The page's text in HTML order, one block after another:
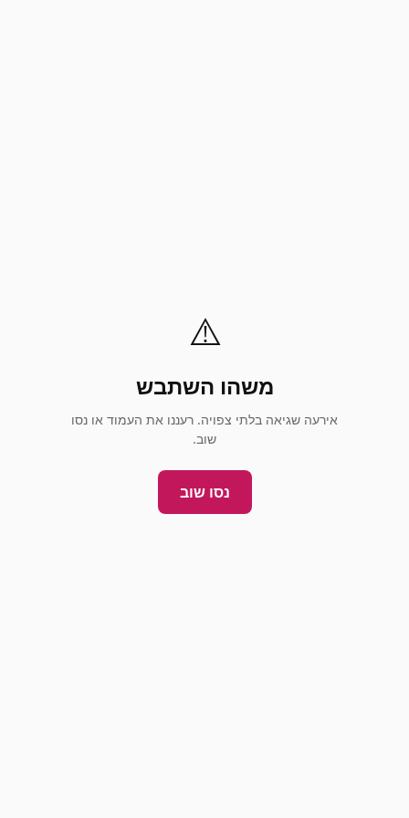
⚠️
משהו השתבש
אירעה שגיאה בלתי צפויה. רעננו את העמוד או נסו
שוב.
נסו שוב